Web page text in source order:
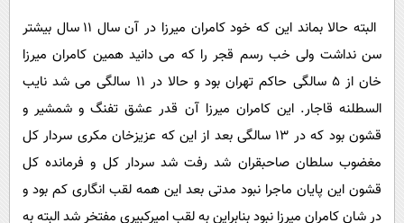
بین الملل
حیات وحش
سیاست خارجی
البته حالا بماند این که خود کامران میرزا در آن سال 11 سال بیشتر
سن نداشت ولی خب رسم قجر را که می دانید همین کامران میرزا
خان از 5 سالگی حاکم تهران بود و حالا در 11 سالگی می شد نایب
السطلنه قاجار. این کامران میرزا آن قدر عشق تفنگ و شمشیر و
قشون بود که در 13 سالگی بعد از این که عزیزخان مکری سردار کل
مغضوب سلطان صاحبقران شد رفت شد سردار کل و فرمانده کل
قشون این پایان ماجرا نبود مدتی بعد این همه لقب انگاری کم بود و
در شان کامران میرزا نبود بنابراین به لقب امیرکبیری مفتخر شد البته به